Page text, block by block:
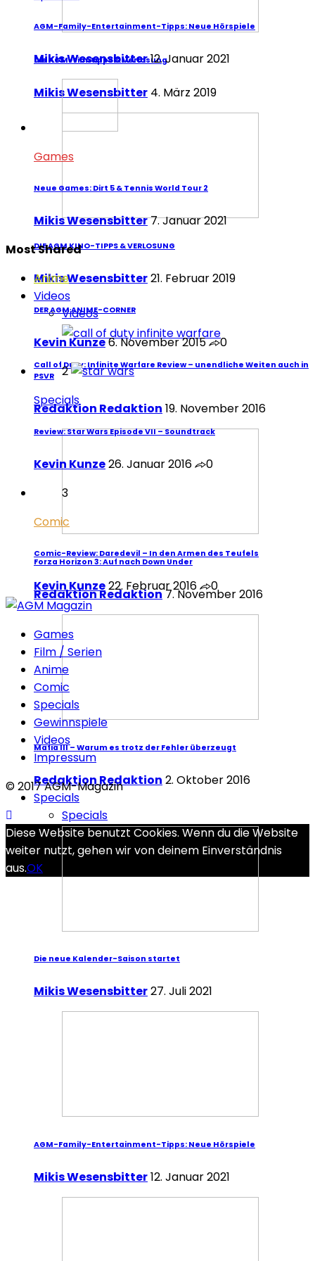
Die AGM-Filmtipps & Verlosung
Mikis Wesensbitter 4. März 2019
DIE AGM KINO-TIPPS & VERLOSUNG
Mikis Wesensbitter21. Februar 2019
Videos
Videos
Call of Duty: Infinite Warfare Review – unendliche Weiten auch in
PSVR
Redaktion Redaktion 19. November 2016
Forza Horizon 3: Auf nach Down Under
Redaktion Redaktion 7. November 2016
Mafia III – Warum es trotz der Fehler überzeugt
Redaktion Redaktion 2. Oktober 2016
Specials
Specials
Die neue Kalender-Saison startet
Mikis Wesensbitter27. Juli 2021
AGM-Family-Entertainment-Tipps: Neue Hörspiele
Mikis Wesensbitter12. Januar 2021
AGM-Family-Entertainment-Tipps: Neue Hörspiele
Mikis Wesensbitter12. Januar 2021
Games
Neue Games: Dirt 5 & Tennis World Tour 2
Mikis Wesensbitter7. Januar 2021
Most Shared
Anime
DER AGM ANIME-CORNER
Kevin Kunze6. November 2015
0
2
Specials
Review: Star Wars Episode VII – Soundtrack
Kevin Kunze26. Januar 2016
0
3
Comic
Comic-Review: Daredevil – In den Armen des Teufels
Kevin Kunze22. Februar 2016 0
Games
Film / Serien
Anime
Comic
Specials
Gewinnspiele
Videos
Impressum
© 2017 AGM-Magazin
Diese Website benutzt Cookies. Wenn du die Website
weiter nutzt, gehen wir von deinem Einverständnis
aus.OK